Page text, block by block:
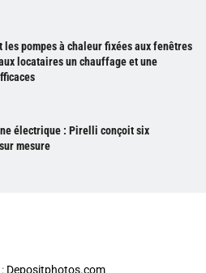
les pompes à chaleur fixées aux fenêtres
locataires un chauffage et une
électrique : Pirelli conçoit six
mesure
Depositphotos.com